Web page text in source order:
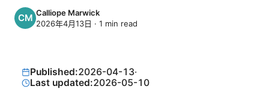
Calliope Marwick
2026年4月13日 · 1 min read
Published:2026-04-13·
Last updated:2026-05-10